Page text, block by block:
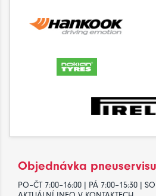
Objednávka
PO–ČT 7:00–16:00 | PÁ 7:00–15:30 |